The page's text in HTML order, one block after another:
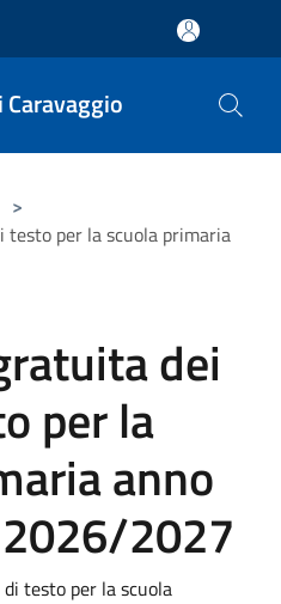
>
per la scuola primaria
dei
per la
anno
2027
testo per la scuola